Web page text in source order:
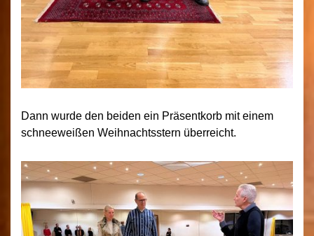
Dann wurde den beiden ein Präsentkorb mit einem
schneeweißen Weihnachtsstern überreicht.